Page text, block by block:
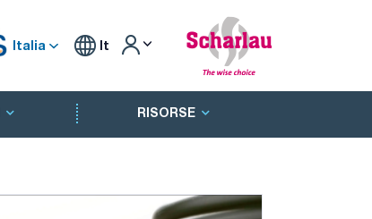
Italia It
RISORSE